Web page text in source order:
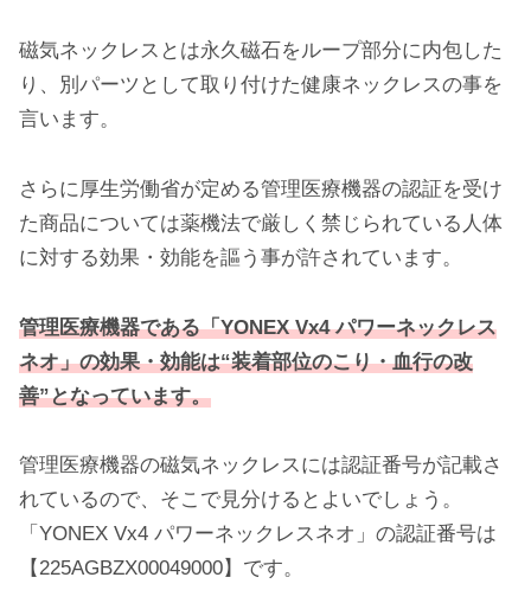
磁気ネックレスとは永久磁石をループ部分に内包した
り、別パーツとして取り付けた健康ネックレスの事を
言います。
さらに厚生労働省が定める管理医療機器の認証を受け
た商品については薬機法で厳しく禁じられている人体
に対する効果・効能を謳う事が許されています。
管理医療機器である「YONEX Vx4 パワーネックレス
ネオ」の効果・効能は“装着部位のこり・血行の改
善”となっています。
管理医療機器の磁気ネックレスには認証番号が記載さ
れているので、そこで見分けるとよいでしょう。
「YONEX Vx4 パワーネックレスネオ」の認証番号は
【225AGBZX00049000】です。